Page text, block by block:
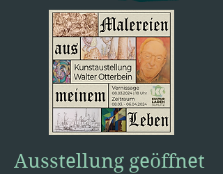
Ausstellung geöffnet